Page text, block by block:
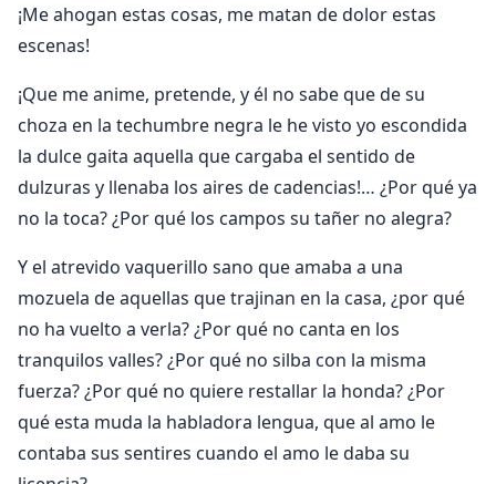
¡Me ahogan estas cosas, me matan de dolor estas
escenas!
¡Que me anime, pretende, y él no sabe que de su
choza en la techumbre negra le he visto yo escondida
la dulce gaita aquella que cargaba el sentido de
dulzuras y llenaba los aires de cadencias!… ¿Por qué ya
no la toca? ¿Por qué los campos su tañer no alegra?
Y el atrevido vaquerillo sano que amaba a una
mozuela de aquellas que trajinan en la casa, ¿por qué
no ha vuelto a verla? ¿Por qué no canta en los
tranquilos valles? ¿Por qué no silba con la misma
fuerza? ¿Por qué no quiere restallar la honda? ¿Por
qué esta muda la habladora lengua, que al amo le
contaba sus sentires cuando el amo le daba su